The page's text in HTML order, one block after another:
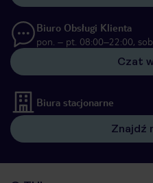
Biuro Obsługi Klienta
pon. – pt. 08:00–22:00,
Czat
Biura stacjonarne
Znajdź